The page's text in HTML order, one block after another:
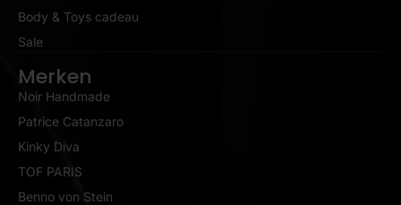
Body & Toys cadeau
Sale
Merken
Noir Handmade
Patrice Catanzaro
Kinky Diva
TOF PARIS
Benno von Stein